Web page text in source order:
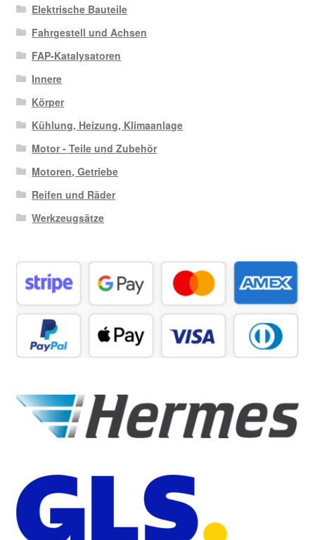
Elektrische Bauteile
Fahrgestell und Achsen
FAP-Katalysatoren
Innere
Körper
Kühlung, Heizung, Klimaanlage
Motor - Teile und Zubehör
Motoren, Getriebe
Reifen und Räder
Werkzeugsätze